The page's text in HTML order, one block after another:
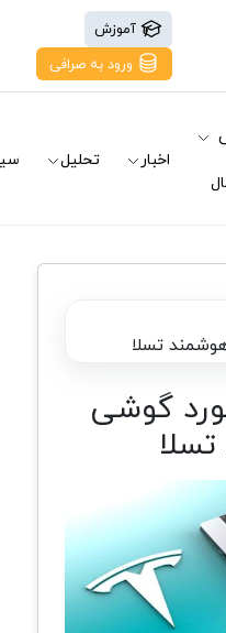
آموزش
ورود به صرافی
اخبار تحلیل
تسلا
گوشی